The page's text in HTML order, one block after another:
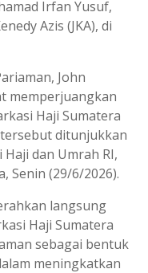
Irfan Yusuf,
Azis (JKA), di
John
memperjuangkan
Haji Sumatera
ditunjukkan
dan Umrah RI,
Senin (29/6/2026).
langsung
Haji Sumatera
sebagai bentuk
meningkatkan